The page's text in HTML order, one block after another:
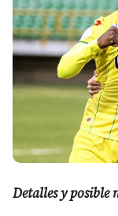
Detalles y posible